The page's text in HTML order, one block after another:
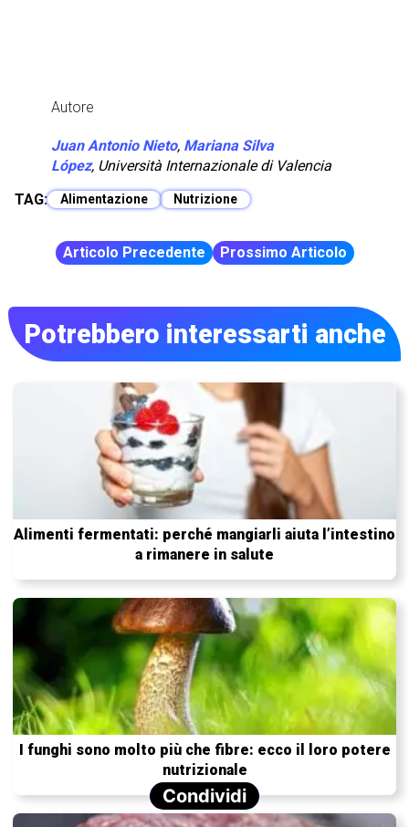
Autore
Juan Antonio Nieto, Mariana Silva
López, Università Internazionale di Valencia
TAG:
Alimentazione Nutrizione
Articolo Precedente Prossimo Articolo
Potrebbero interessarti anche
Alimenti fermentati: perché mangiarli aiuta l’intestino
a rimanere in salute
I funghi sono molto più che fibre: ecco il loro potere
nutrizionale
Condividi